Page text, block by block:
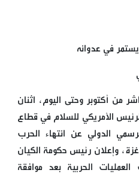
في عدوانه
من أكتوبر وحتى اليوم، اثنان
الأمريكي للسلام في قطاع
الدولي عن انتهاء الحرب
وإعلان رئيس حكومة الكيان
العمليات الحربية بعد موافقة